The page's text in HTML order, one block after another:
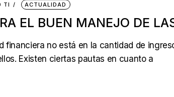
TI ACTUALIDAD
EL BUEN MANEJO DE
financiera no está en la cantidad de
Existen ciertas pautas en cuanto a